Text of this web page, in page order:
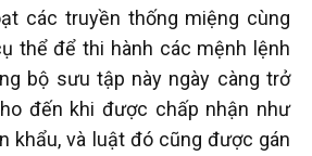
các truyền thống miệng cùng
thể để thi hành các mệnh lệnh
bộ sưu tập này ngày càng trở
đến khi được chấp nhận như
khẩu, và luật đó cũng được gán